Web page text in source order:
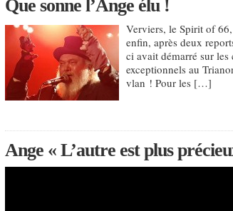
Que sonne l’Ange élu !
Verviers, le Spirit of
enfin, après deux
ci avait démarré sur les
exceptionnels au
vlan ! Pour les […]
Ange « L’autre est plus